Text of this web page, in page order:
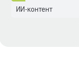
ИИ-контент